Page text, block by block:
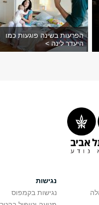
הפרעות בשינה פוגעות כמו
היעדר לינה >
נגישות
נגישות בקמפוס